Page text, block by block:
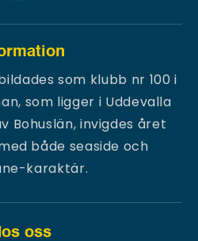
som klubb nr 100 i
som ligger i Uddevalla
Bohuslän, invigdes året
både seaside och
karaktär.
oss